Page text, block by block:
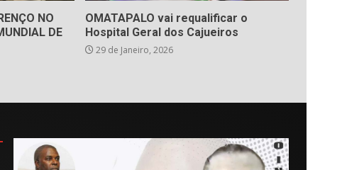
NO
DE
OMATAPALO vai requalificar o
Hospital Geral dos Cajueiros
29 de Janeiro, 2026